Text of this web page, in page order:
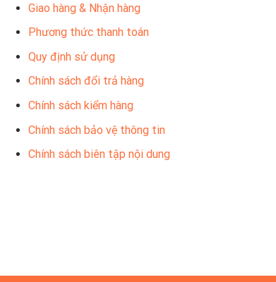
Giao hàng & Nhận hàng
Phương thức thanh toán
Quy định sử dụng
Chính sách đổi trả hàng
Chính sách kiểm hàng
Chính sách bảo vệ thông tin
Chính sách biên tập nội dung